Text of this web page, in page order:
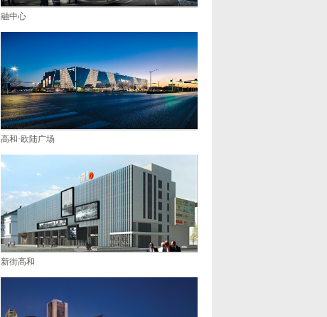
融中心
高和·欧陆广场
新街高和